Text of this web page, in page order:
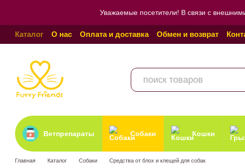
Уважаемые посетители! В связи с
Каталог О нас Оплата и доставка Обмен и возврат
Пользовательское соглашение
Отзывы о магазине
Ветпрепараты
Собаки Кошки
Главная Каталог Собаки Средства от блох и клещей для собак